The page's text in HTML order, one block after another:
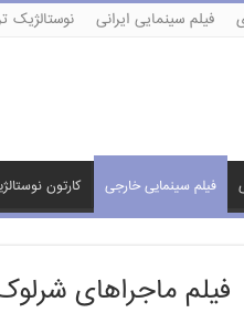
فیلم سینمایی ایرانی نوستالژیک
فیلم سینمایی خارجی کارتون
فیلم ماجراهای